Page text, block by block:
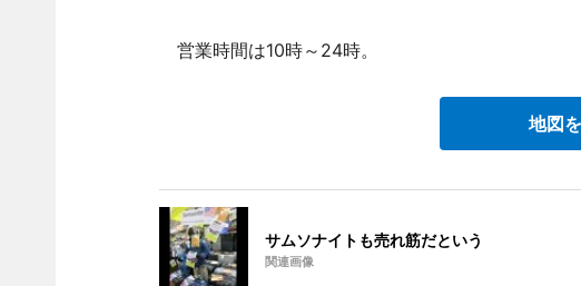
営業時間は10時～24時。
地図
サムソナイトも売れ筋だという
関連画像